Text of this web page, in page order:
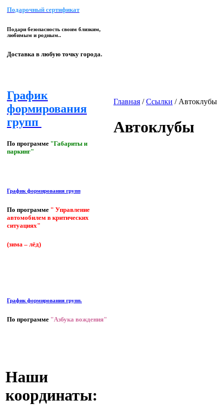
Подарочный сертификат
Подари безопасность своим близким,
любимым и родным..
Доставка в любую точку города.
График
формирования
групп
По программе "Габариты и
паркинг"
График формирования групп
По программе " Управление
автомобилем в критических
ситуациях"
(зима – лёд)
График формирования групп.
По программе "Азбука вождения"
Главная /Ссылки / Автоклубы
Автоклубы
Наши
координаты: